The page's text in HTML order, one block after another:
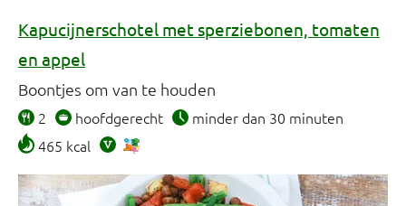
Kapucijnerschotel met sperziebonen, tomaten
en appel
Boontjes om van te houden
2 hoofdgerecht
minder dan 30 minuten
465 kcal